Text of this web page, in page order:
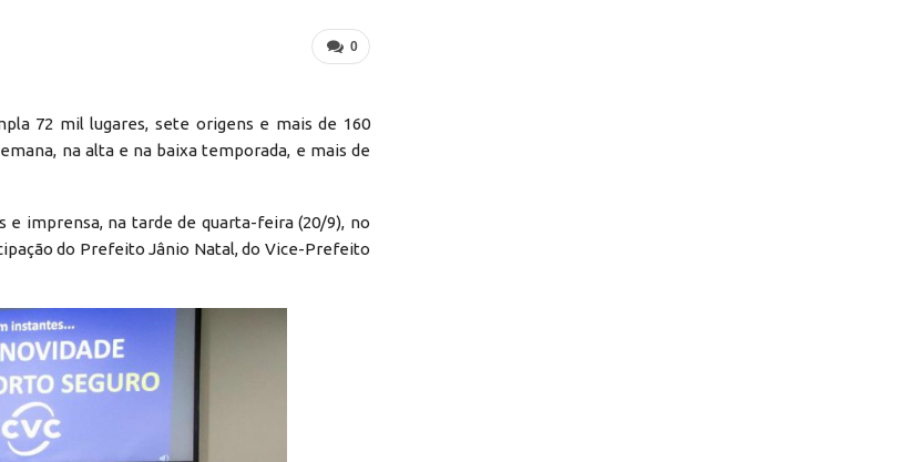
0
72 mil lugares, sete origens e mais de 160
na alta e na baixa temporada, e mais de
imprensa, na tarde de quarta-feira (20/9), no
do Prefeito Jânio Natal, do Vice-Prefeito